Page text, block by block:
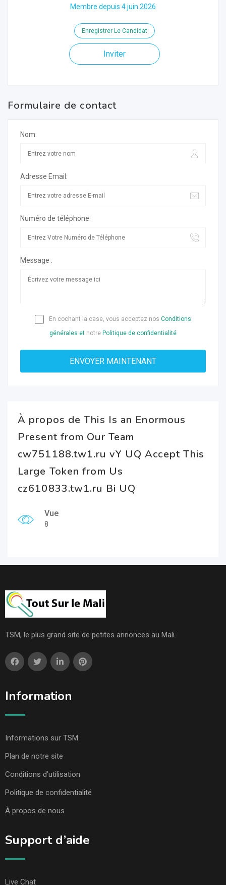
Membre depuis 4 juin 2026
Enregistrer Le Candidat
Inviter
Formulaire de contact
Nom:
Adresse Email:
Numéro de téléphone:
Message :
En cochant la case, vous acceptez nos Conditions
générales et notre Politique de confidentialité
À propos de This Is an Enormous
Present from Our Team
cw751188.tw1.ru vY UQ Accept This
Large Token from Us
cz610833.tw1.ru Bi UQ
Vue
8
TSM, le plus grand site de petites annonces au Mali.
Information
Informations sur TSM
Plan de notre site
Conditions d’utilisation
Politique de confidentialité
À propos de nous
Support d’aide
Live Chat